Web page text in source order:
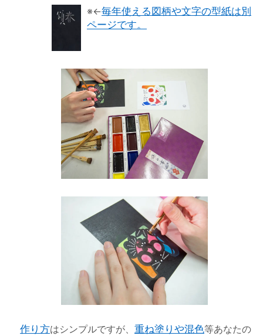
※←毎年使える図柄や文字の型紙は別
ページです。
作り方はシンプルですが、 重ね塗りや混色等あなたの